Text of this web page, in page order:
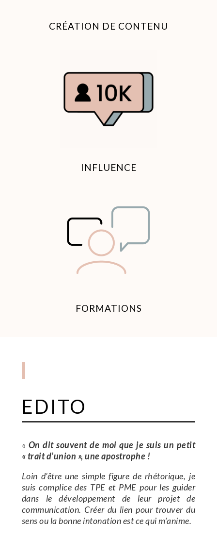
CRÉATION DE CONTENU
INFLUENCE
FORMATIONS
EDITO
« On dit souvent de moi que je suis un petit
« trait d’union », une apostrophe !
Loin d’être une simple figure de rhétorique, je
suis complice des TPE et PME pour les guider
dans le développement de leur projet de
communication. Créer du lien pour trouver du
sens ou la bonne intonation est ce qui m’anime.